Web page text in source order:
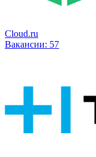
Cloud.ru
Вакансии: 57